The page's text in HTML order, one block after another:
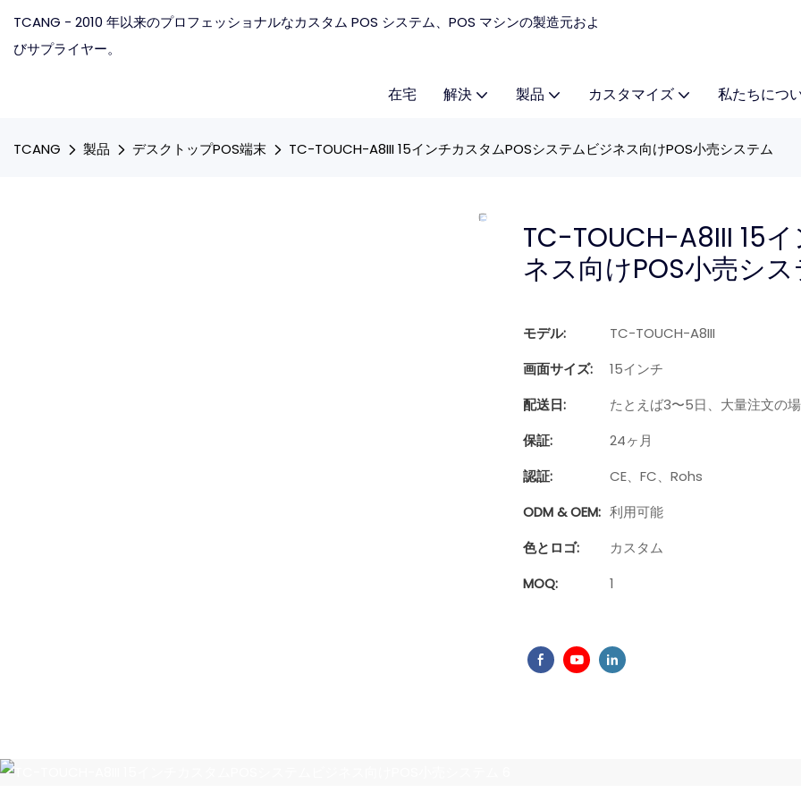
TCANG - 2010 年以来のプロフェッショナルなカスタム POS システム、POS マシンの製造元およ
びサプライヤー。
在宅 解決 製品 カスタマイズ 私たちにつ
TCANG 製品 デスクトップPOS端末 TC-TOUCH-A8III 15インチカスタムPOSシステムビジネス向けPOS小売システム
TC-TOUCH-A8III 15
ネス向けPOS小売シ
モデル:
TC-TOUCH-A8III
画面サイズ:
15インチ
配送日:
たとえば3〜5日、大量注文の
保証:
24ヶ月
認証:
CE、FC、Rohs
ODM & OEM: 利用可能
色とロゴ:
カスタム
MOQ:
1